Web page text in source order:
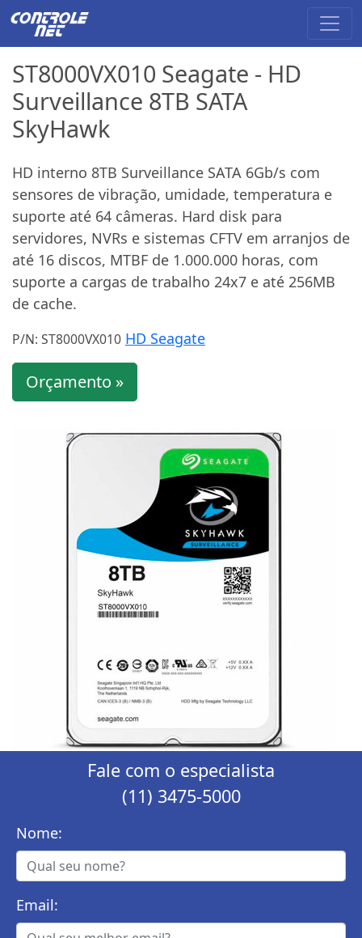
ST8000VX010 Seagate - HD
Surveillance 8TB SATA
SkyHawk
HD interno 8TB Surveillance SATA 6Gb/s com
sensores de vibração, umidade, temperatura e
suporte até 64 câmeras. Hard disk para
servidores, NVRs e sistemas CFTV em arranjos de
até 16 discos, MTBF de 1.000.000 horas, com
suporte a cargas de trabalho 24x7 e até 256MB
de cache.
P/N: ST8000VX010 HD Seagate
Orçamento »
Fale com o especialista
(11) 3475-5000
Nome:
Email: